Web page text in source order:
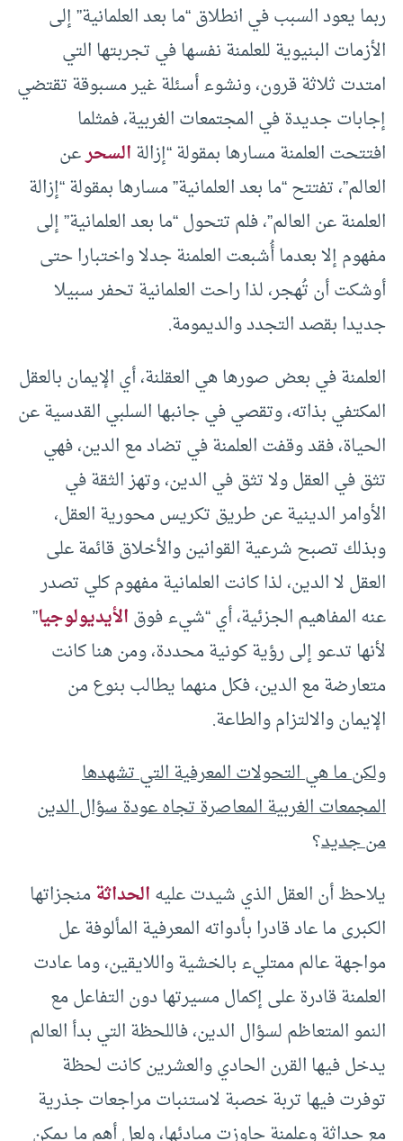
ربما يعود السبب في انطلاق “ما بعد العلمانية” إلى
الأزمات البنيوية للعلمنة نفسها في تجربتها التي
امتدت ثلاثة قرون، ونشوء أسئلة غير مسبوقة تقتضي
إجابات جديدة في المجتمعات الغربية، فمثلما
افتتحت العلمنة مسارها بمقولة “إزالةالسحرعن
العالم”، تفتتح “ما بعد العلمانية” مسارها بمقولة “إزالة
العلمنة عن العالم”، فلم تتحول “ما بعد العلمانية” إلى
مفهوم إلا بعدما أُشبعت العلمنة جدلا واختبارا حتى
أوشكت أن تُهجر، لذا راحت العلمانية تحفر سبيلا
جديدا بقصد التجدد والديمومة.
العلمنة في بعض صورها هي العقلنة، أي الإيمان بالعقل
المكتفي بذاته، وتقصي في جانبها السلبي القدسية عن
الحياة، فقد وقفت العلمنة في تضاد مع الدين، فهي
تثق في العقل ولا تثق في الدين، وتهز الثقة في
الأوامر الدينية عن طريق تكريس محورية العقل،
وبذلك تصبح شرعية القوانين والأخلاق قائمة على
العقل لا الدين، لذا كانت العلمانية مفهوم كلي تصدر
عنه المفاهيم الجزئية، أي “شيء فوقالأيديولوجيا”
لأنها تدعو إلى رؤية كونية محددة، ومن هنا كانت
متعارضة مع الدين، فكل منهما يطالب بنوع من
الإيمان والالتزام والطاعة.
ولكن ما هي التحولات المعرفية التي تشهدها
المجمعات الغربية المعاصرة تجاه عودة سؤال الدين
من جديد؟
يلاحظ أن العقل الذي شيدت عليهالحداثةمنجزاتها
الكبرى ما عاد قادرا بأدواته المعرفية المألوفة عل
مواجهة عالم ممتليء بالخشية واللايقين، وما عادت
العلمنة قادرة على إكمال مسيرتها دون التفاعل مع
النمو المتعاظم لسؤال الدين، فاللحظة التي بدأ العالم
يدخل فيها القرن الحادي والعشرين كانت لحظة
توفرت فيها تربة خصبة لاستنبات مراجعات جذرية